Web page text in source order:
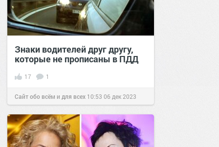
Знаки водителей друг другу,
которые не прописаны в ПДД
17 1
Сайт обо всём и для всех 10:53 06 дек 2023